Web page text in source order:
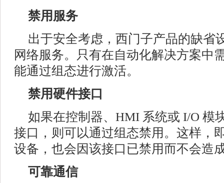
禁用服务
出于安全考虑，西门子产品的缺省
网络服务。只有在自动化解决方案中
能通过组态进行激活。
禁用硬件接口
如果在控制器、HMI 系统或 I/O 模
接口，则可以通过组态禁用。这样，
设备，也会因该接口已禁用而不会造
可靠通信